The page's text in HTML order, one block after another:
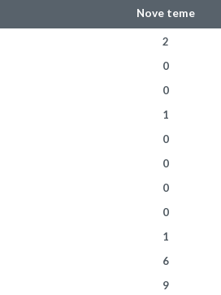
Nove teme
2
0
0
1
0
0
0
0
1
6
9